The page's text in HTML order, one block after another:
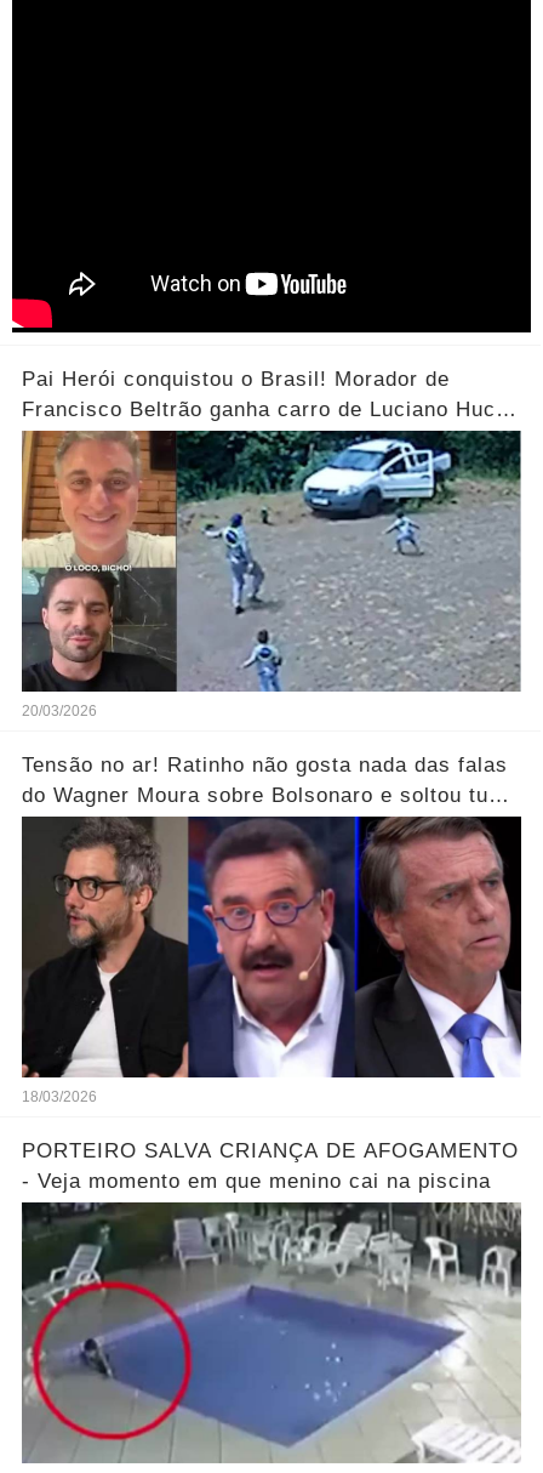
Pai Herói conquistou o Brasil! Morador de
Francisco Beltrão ganha carro de Luciano Huck
após vídeo dos filhos viralizar.... Ver mais
20/03/2026
Tensão no ar! Ratinho não gosta nada das falas
do Wagner Moura sobre Bolsonaro e soltou tudo
sem filtro.... Veja o vídeo
18/03/2026
PORTEIRO SALVA CRIANÇA DE AFOGAMENTO
- Veja momento em que menino cai na piscina